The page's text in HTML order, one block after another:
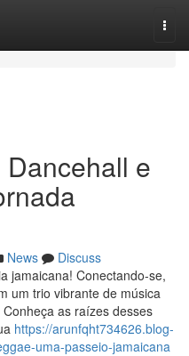
e
News
Discuss
jamaicana! Conectando-se,
um trio vibrante de música
as raízes desses
https://arunfqht734626.blog-
uma-passeio-jamaicana